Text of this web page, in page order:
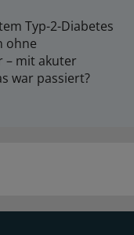
Typ-2-Diabetes
ohne
– mit akuter
war passiert?